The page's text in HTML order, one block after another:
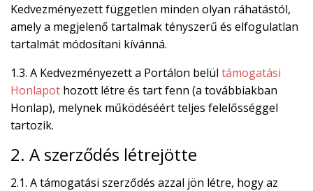
CSATLAKOZZ
A
KÖRHÖZ!
Kedvezményezett független minden olyan ráhatástól,
amely a megjelenő tartalmak tényszerű és elfogulatlan
tartalmát módosítani kívánná.
1.3. A Kedvezményezett a Portálon belül támogatási
Honlapot hozott létre és tart fenn (a továbbiakban
Honlap), melynek működéséért teljes felelősséggel
tartozik.
2. A szerződés létrejötte
2.1. A támogatási szerződés azzal jön létre, hogy az